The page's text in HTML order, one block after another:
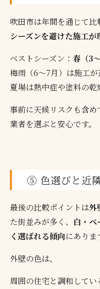
吹田市は年間を通じて
シーズンを避けた施工が
ベストシーズン：春（3
梅雨（6〜7月）は施工
夏場は熱中症や塗料の
事前に天候リスクも含
業者を選ぶと安心です。
⑤ 色選びと近
最後の比較ポイントは外
た街並みが多く、 白・
く選ばれる傾向にありま
外壁の色は、
周囲の住宅と調和してい